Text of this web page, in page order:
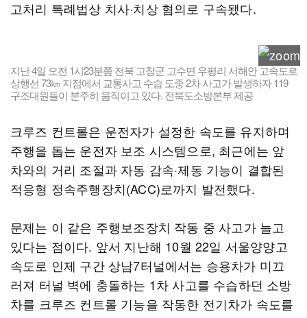
고처리 특례법상 치사·치상 혐의로 구속됐다.
지난 4일 오전 1시23분쯤 전북 고창군 고수면 우평리 서해안 고속도로
상행선 73㎞ 지점에서 교통사고 수습 도중 2차 사고가 발생하자 119
구조대원들이 분주히 움직이고 있다. 전북도소방본부 제공
크루즈 컨트롤은 운전자가 설정한 속도를 유지하며
주행을 돕는 운전자 보조 시스템으로, 최근에는 앞
차와의 거리 조절과 자동 감속·제동 기능이 결합된
적응형 정속주행장치(ACC)로까지 발전했다.
문제는 이 같은 주행보조장치 작동 중 사고가 늘고
있다는 점이다. 앞서 지난해 10월 22일 서울양양고
속도로 인제 구간 상남7터널에서는 승용차가 미끄
러져 터널 벽에 충돌하는 1차 사고를 수습하던 소방
차를 크루즈 컨트롤 기능을 작동한 전기차가 속도를